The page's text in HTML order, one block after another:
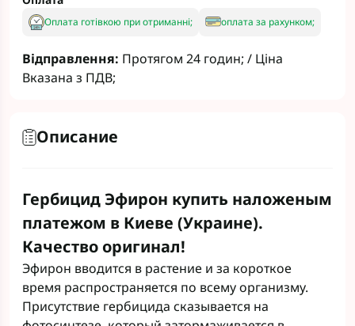
Оплата готівкою при отриманні; оплата за рахунком;
Відправлення: Протягом 24 годин; / Ціна
Вказана з ПДВ;
Описание
Гербицид Эфирон купить наложеным
платежом в Киеве (Украине).
Качество оригинал!
Эфирон вводится в растение и за короткое
время распространяется по всему организму.
Присутствие гербицида сказывается на